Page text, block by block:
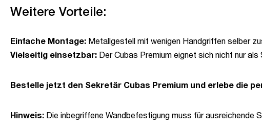
Weitere Vorteile:
Einfache Montage: Metallgestell mit wenigen Handgriffen selber
Vielseitig einsetzbar: Der Cubas Premium eignet sich nicht nur
Bestelle jetzt den Sekretär Cubas Premium und erlebe die
Hinweis: Die inbegriffene Wandbefestigung muss für ausreichende